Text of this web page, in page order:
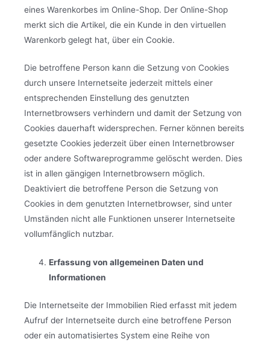
eines Warenkorbes im Online-Shop. Der Online-Shop
merkt sich die Artikel, die ein Kunde in den virtuellen
Warenkorb gelegt hat, über ein Cookie.
Die betroffene Person kann die Setzung von Cookies
durch unsere Internetseite jederzeit mittels einer
entsprechenden Einstellung des genutzten
Internetbrowsers verhindern und damit der Setzung von
Cookies dauerhaft widersprechen. Ferner können bereits
gesetzte Cookies jederzeit über einen Internetbrowser
oder andere Softwareprogramme gelöscht werden. Dies
ist in allen gängigen Internetbrowsern möglich.
Deaktiviert die betroffene Person die Setzung von
Cookies in dem genutzten Internetbrowser, sind unter
Umständen nicht alle Funktionen unserer Internetseite
vollumfänglich nutzbar.
Erfassung von allgemeinen Daten und
Informationen
Die Internetseite der Immobilien Ried erfasst mit jedem
Aufruf der Internetseite durch eine betroffene Person
oder ein automatisiertes System eine Reihe von